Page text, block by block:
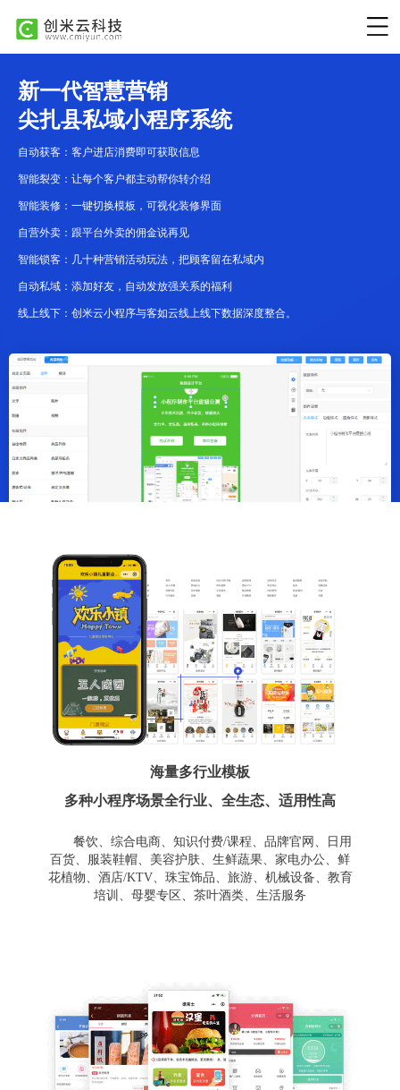
新一代智慧营销
尖扎县私域小程序系统
自动获客：客户进店消费即可获取信息
智能裂变：让每个客户都主动帮你转介绍
智能装修：一键切换模板，可视化装修界面
自营外卖：跟平台外卖的佣金说再见
智能锁客：几十种营销活动玩法，把顾客留在私域内
自动私域：添加好友，自动发放强关系的福利
线上线下：创米云小程序与客如云线上线下数据深度整合。
海量多行业模板
多种小程序场景全行业、全生态、适用性高
餐饮、综合电商、知识付费/课程、品牌官网、日用
百货、服装鞋帽、美容护肤、生鲜蔬果、家电办公、鲜
花植物、酒店/KTV、珠宝饰品、旅游、机械设备、教育
培训、母婴专区、茶叶酒类、生活服务